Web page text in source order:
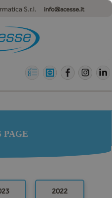
S.r.l. info@acesse.it
PAGE
2022